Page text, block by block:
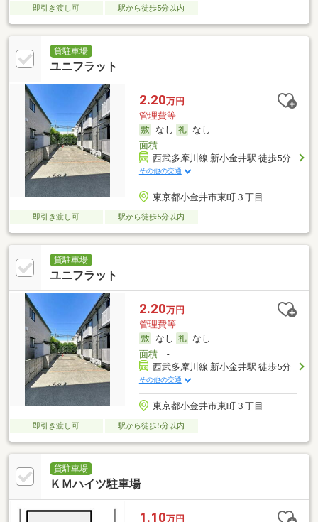
即引き渡し可 駅から徒歩5分以内
貸駐車場
ユニフラット
2.20万円
管理費等-
なし
なし
面積-
西武多摩川線 新小金井駅 徒歩5分
その他の交通
東京都小金井市東町３丁目
即引き渡し可 駅から徒歩5分以内
貸駐車場
ユニフラット
2.20万円
管理費等-
なし
なし
面積-
西武多摩川線 新小金井駅 徒歩5分
その他の交通
東京都小金井市東町３丁目
即引き渡し可 駅から徒歩5分以内
貸駐車場
ＫＭハイツ駐車場
1.10万円